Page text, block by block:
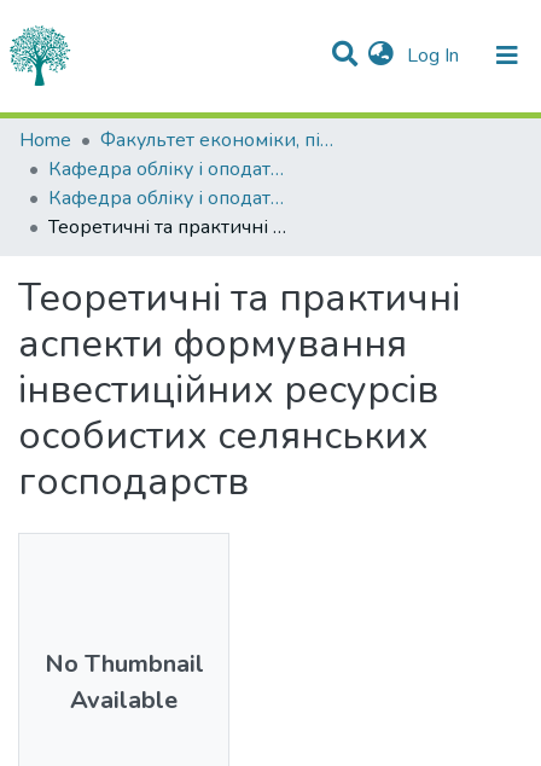
Log In (current)
Statistics
Communities & Collections
All of DSpace
Home
Факультет економіки, підприємництва та інформаційних технологій
Кафедра обліку і оподаткування
Кафедра обліку і оподаткування
Теоретичні та практичні аспекти формування інвестиційних ресурсів особистих селянських господарств
Теоретичні та практичні
аспекти формування
інвестиційних ресурсів
особистих селянських
господарств
No Thumbnail
Available